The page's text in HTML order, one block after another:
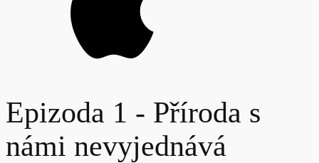
Epizoda 1 - Příroda s
námi nevyjednává